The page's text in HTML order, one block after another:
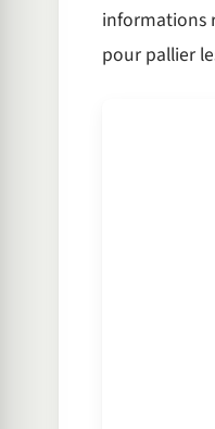
informations
pour pallier